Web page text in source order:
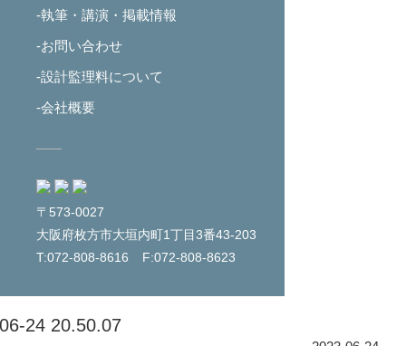
-執筆・講演・掲載情報
-お問い合わせ
-設計監理料について
-会社概要
〒573-0027
大阪府枚方市大垣内町1丁目3番43-203
T:072-808-8616
F:072-808-8623
24 20.50.07